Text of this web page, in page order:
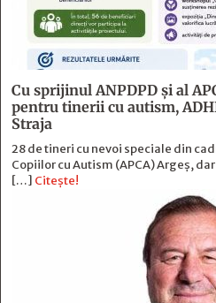
Cu sprijinul ANPDPD și al
pentru tinerii cu autism,
Straja
28 de tineri cu nevoi speciale din
Copiilor cu Autism (APCA) Argeș,
[…] Citește!